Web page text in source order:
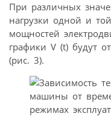
При различных
нагрузки одной и
мощностей
графики V (t) будут
(рис. 3).